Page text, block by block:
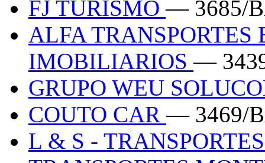
FJ TURISMO— 3685/
ALFA TRANSPORTES
IMOBILIARIOS—
GRUPO WEU
COUTO CAR— 3469/
L & S -